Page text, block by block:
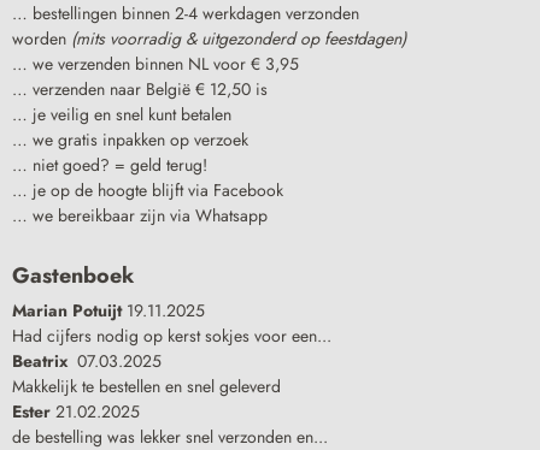
… bestellingen binnen 2-4 werkdagen verzonden
worden (mits voorradig & uitgezonderd op feestdagen)
… we verzenden binnen NL voor € 3,95
… verzenden naar België € 12,50 is
… je veilig en snel kunt betalen
… we gratis inpakken op verzoek
… niet goed? = geld terug!
… je op de hoogte blijft via Facebook
… we bereikbaar zijn via Whatsapp
Gastenboek
Marian Potuijt 19.11.2025
Had cijfers nodig op kerst sokjes voor een...
Beatrix 07.03.2025
Makkelijk te bestellen en snel geleverd
Ester 21.02.2025
de bestelling was lekker snel verzonden en...